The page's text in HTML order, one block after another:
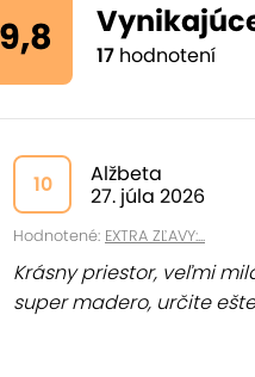
9,8 17 hodnotení
10
Alžbeta
27. júla 2026
Hodnotené: EXTRA ZĽAVY:...
Krásny priestor, veľmi
super madero, určite